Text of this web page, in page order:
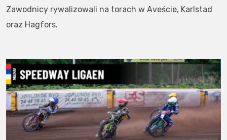
Zawodnicy rywalizowali na torach w Aveście, Karlstad
oraz Hagfors.